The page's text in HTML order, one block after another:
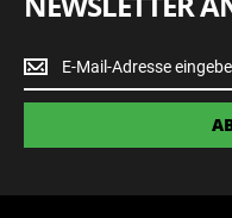
Newsletter
Anmeldung